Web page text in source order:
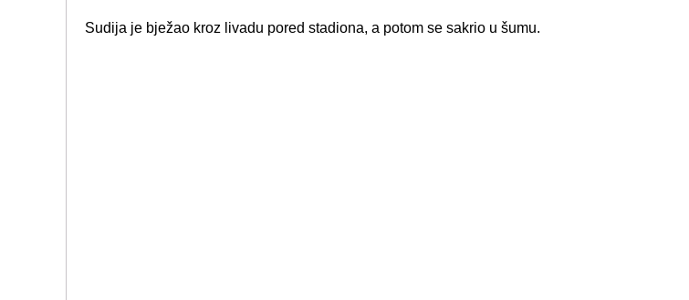
Sudija je bježao kroz livadu pored stadiona, a potom se sakrio u šumu.